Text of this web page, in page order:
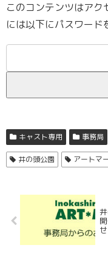
このコンテンツはア
には以下にパスワード
キャスト専用 事務局
井の頭公園 アートマ
せ